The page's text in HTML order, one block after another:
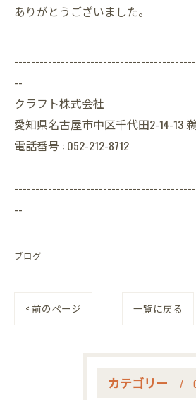
ありがとうございました。
--
クラフト株式会社
愛知県名古屋市中区千代田2-14-13
電話番号 : 052-212-8712
--
ブログ
< 前のページ 一覧に戻る
カテゴリー